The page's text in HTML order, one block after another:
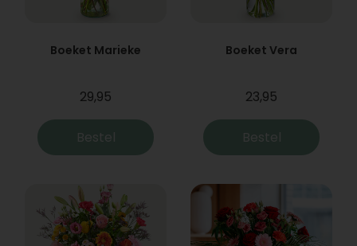
Boeket Marieke
29,95
Bestel
Boeket Vera
23,95
Bestel